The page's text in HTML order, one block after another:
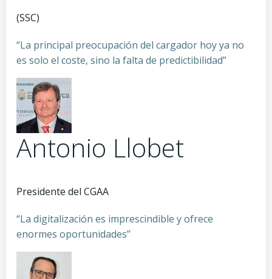
(SSC)
“La principal preocupación del cargador hoy ya no
es solo el coste, sino la falta de predictibilidad”
Antonio Llobet
Presidente del CGAA
“La digitalización es imprescindible y ofrece
enormes oportunidades”